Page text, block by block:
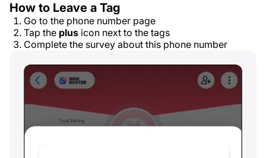
How to Leave a Tag
Go to the phone number page
Tap the plus icon next to the tags
Complete the survey about this phone number